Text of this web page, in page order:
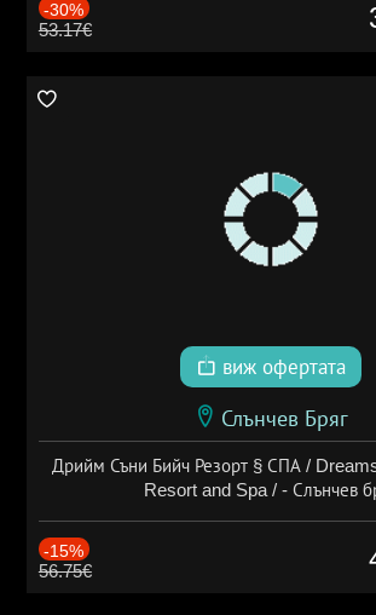
-30%
53.17€
виж офертата
Слънчев Бряг
Дрийм Съни Бийч Резорт § СПА /
Resort and Spa / - Слънчев
-15%
56.75€